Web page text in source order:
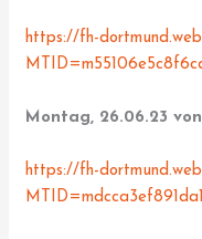
https://fh-
Montag, 26.06.23
https://fh-